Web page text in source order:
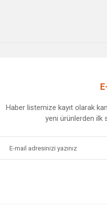
Haber listemize kayıt olarak
yeni ürünlerden ilk